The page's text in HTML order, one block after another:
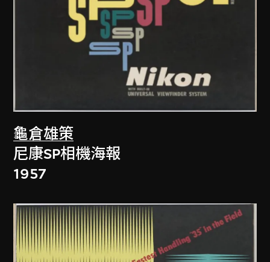
龜倉雄策
尼康SP相機海報
1957